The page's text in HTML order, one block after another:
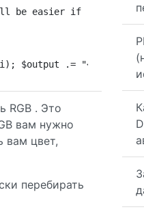
will be easier if
$output .= "<div
RGB . Это
вам нужно
вам цвет,
перебирать